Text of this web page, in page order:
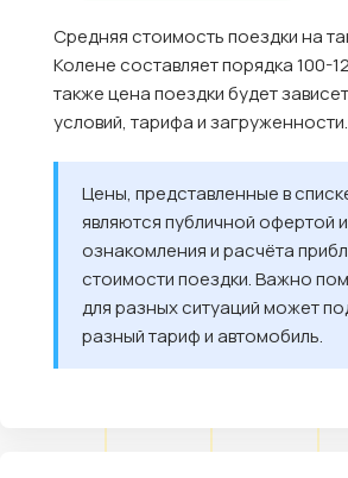
Средняя стоимость поездки на
Колене составляет порядка 100-
также цена поездки будет
условий, тарифа и загруженности.
Цены, представленные в
являются публичной офертой
ознакомления и расчёта
стоимости поездки. Важно
для разных ситуаций может
разный тариф и автомобиль.